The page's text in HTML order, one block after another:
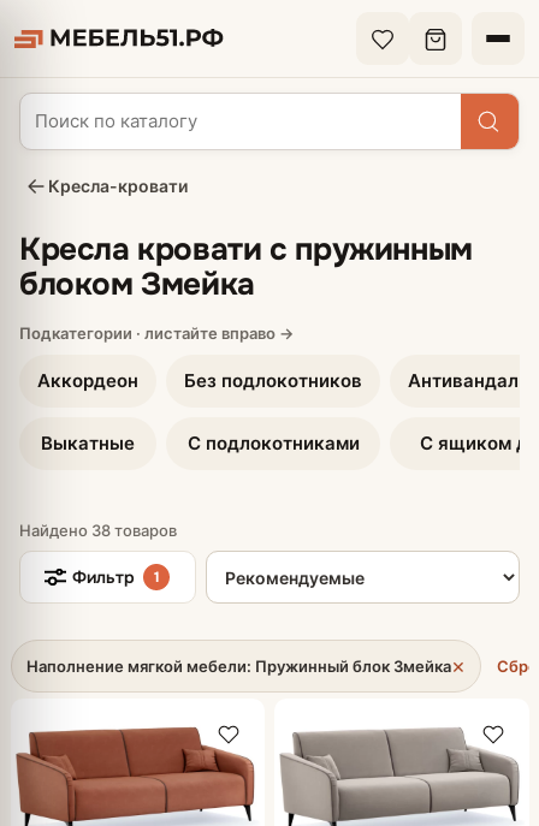
Кресла-кровати
Кресла кровати с пружинным
блоком Змейка
Аккордеон
Выкатные
Без подлокотников
С подлокотниками С ящиком
Найдено 38 товаров
Фильтр 1
Сортировка товаров
Наполнение мягкой мебели: Пружинный блок Змейка×